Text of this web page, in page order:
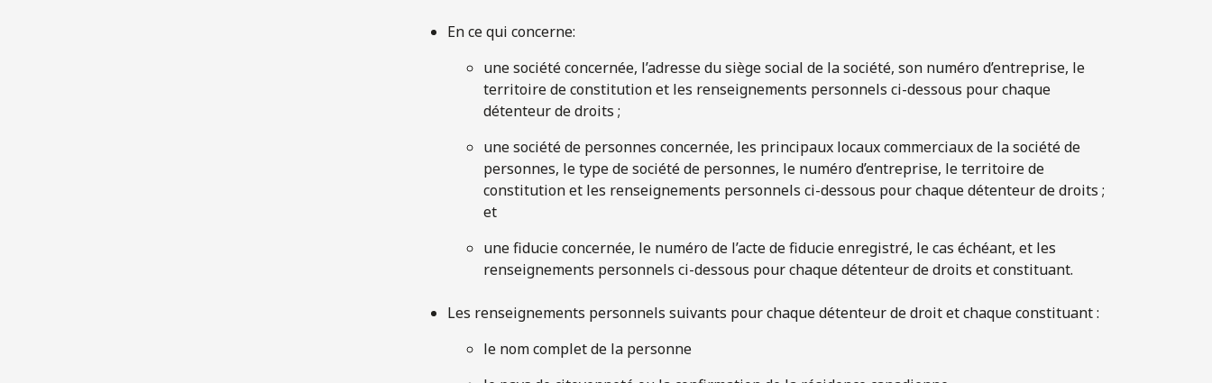
En ce qui concerne:
une société concernée, l’adresse du siège social de la société, son numéro d’entreprise, le
territoire de constitution et les renseignements personnels ci-dessous pour chaque
détenteur de droits ;
une société de personnes concernée, les principaux locaux commerciaux de la société de
personnes, le type de société de personnes, le numéro d’entreprise, le territoire de
constitution et les renseignements personnels ci-dessous pour chaque détenteur de droits ;
et
une fiducie concernée, le numéro de l’acte de fiducie enregistré, le cas échéant, et les
renseignements personnels ci-dessous pour chaque détenteur de droits et constituant.
Les renseignements personnels suivants pour chaque détenteur de droit et chaque constituant :
le nom complet de la personne